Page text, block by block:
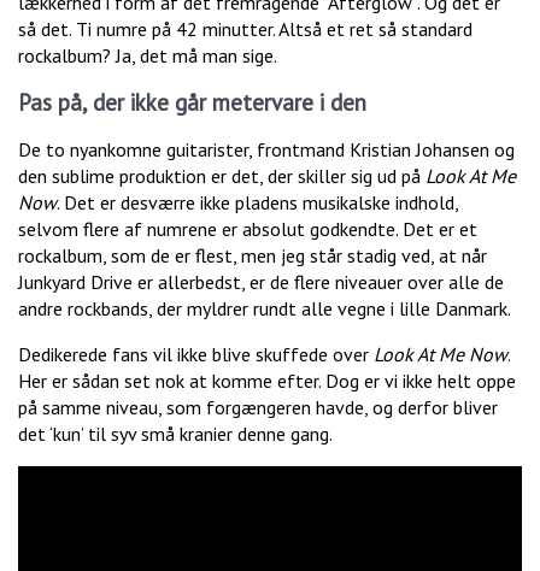
så det. Ti numre på 42 minutter. Altså et ret så standard
rockalbum? Ja, det må man sige.
Pas på, der ikke går metervare i den
De to nyankomne guitarister, frontmand Kristian Johansen og
den sublime produktion er det, der skiller sig ud på Look At Me
Now. Det er desværre ikke pladens musikalske indhold,
selvom flere af numrene er absolut godkendte. Det er et
rockalbum, som de er flest, men jeg står stadig ved, at når
Junkyard Drive er allerbedst, er de flere niveauer over alle de
andre rockbands, der myldrer rundt alle vegne i lille Danmark.
Dedikerede fans vil ikke blive skuffede over Look At Me Now.
Her er sådan set nok at komme efter. Dog er vi ikke helt oppe
på samme niveau, som forgængeren havde, og derfor bliver
det ‘kun’ til syv små kranier denne gang.